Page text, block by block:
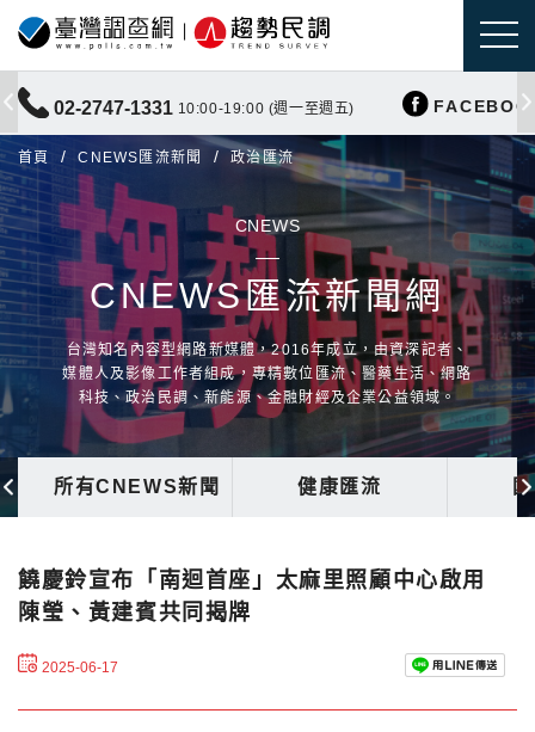
02-2747-1331 10:00-19:00 (週一至週五)
首頁 CNEWS匯流新聞 政治匯流
CNEWS
CNEWS匯流新聞網
台灣知名內容型網路新媒體，2016年成立，由資深記者、
媒體人及影像工作者組成，專精數位匯流、醫藥生活、網路
科技、政治民調、新能源、金融財經及企業公益領域。
所有CNEWS新聞 健康匯流
饒慶鈴宣布「南迴首座」太麻里照顧中心啟用
陳瑩、黃建賓共同揭牌
2025-06-17